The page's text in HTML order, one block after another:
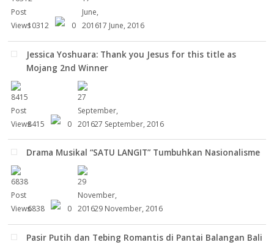
10312 0 17 June, 2016
Jessica Yoshuara: Thank you Jesus for this title as
Mojang 2nd Winner
8415 0 27 September, 2016
Drama Musikal “SATU LANGIT” Tumbuhkan Nasionalisme
6838 0 29 November, 2016
Pasir Putih dan Tebing Romantis di Pantai Balangan Bali